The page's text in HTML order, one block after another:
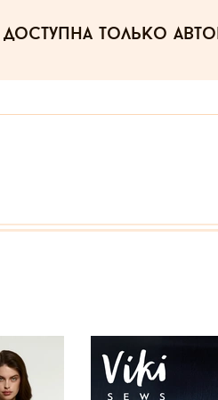
доступна только